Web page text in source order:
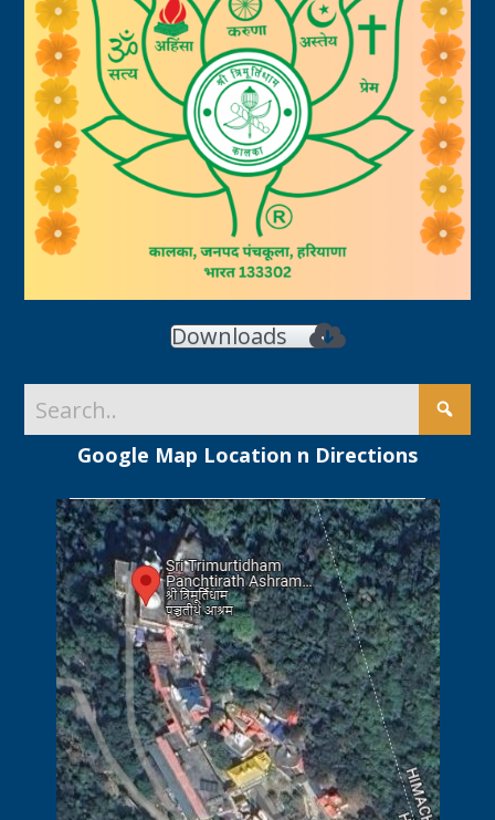
Downloads
Google Map Location n Directions